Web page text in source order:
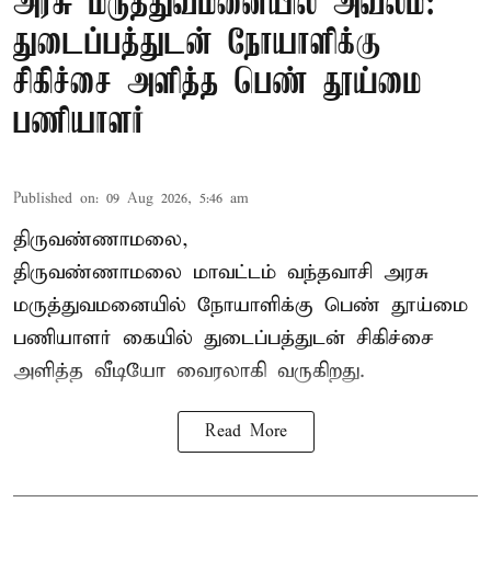
துடைப்பத்துடன் நோயாளிக்கு
சிகிச்சை அளித்த பெண் தூய்மை
பணியாளர்
Published on: 09 Aug 2026, 5:46 am
திருவண்ணாமலை,
திருவண்ணாமலை மாவட்டம் வந்தவாசி அரசு
மருத்துவமனையில் நோயாளிக்கு பெண் தூய்மை
பணியாளர் கையில் துடைப்பத்துடன் சிகிச்சை
அளித்த வீடியோ வைரலாகி வருகிறது.
Read More